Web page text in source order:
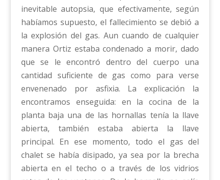
inevitable autopsia, que efectivamente, según
habíamos supuesto, el fallecimiento se debió a
la explosión del gas. Aun cuando de cualquier
manera Ortiz estaba condenado a morir, dado
que se le encontró dentro del cuerpo una
cantidad suficiente de gas como para verse
envenenado por asfixia. La explicación la
encontramos enseguida: en la cocina de la
planta baja una de las hornallas tenía la llave
abierta, también estaba abierta la llave
principal. En ese momento, todo el gas del
chalet se había disipado, ya sea por la brecha
abierta en el techo o a través de los vidrios